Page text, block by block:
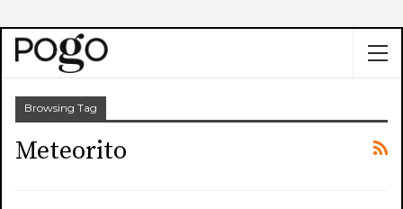
Browsing Tag
Meteorito